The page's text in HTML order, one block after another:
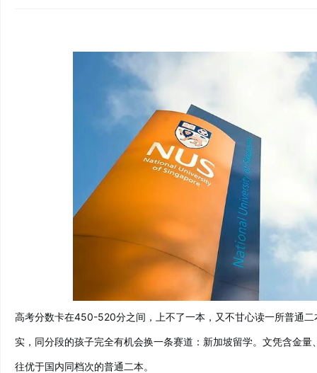
高考分数卡在450-520分之间，上不了一本，又不甘心读一所普通
实，同分段的孩子完全有机会换一条赛道：新加坡留学。文凭含金
往优于国内同档次的普通二本。